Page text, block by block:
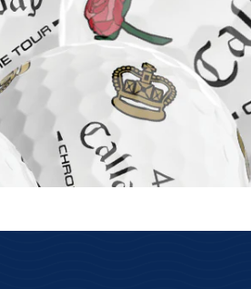
wirklich auf Lager